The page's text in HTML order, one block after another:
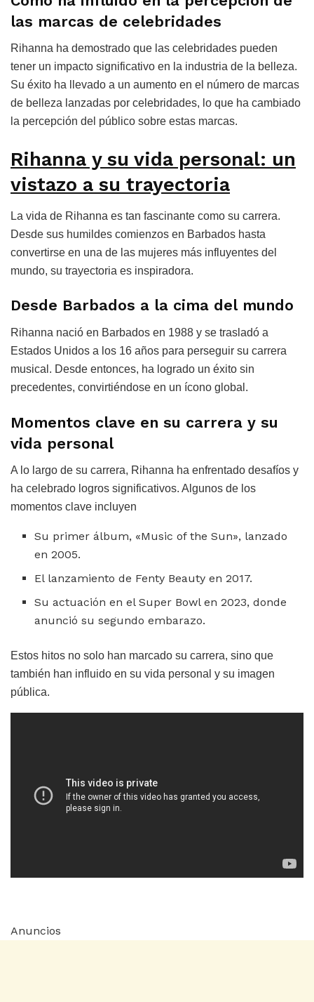
las marcas de celebridades
Rihanna ha demostrado que las celebridades pueden
tener un impacto significativo en la industria de la belleza.
Su éxito ha llevado a un aumento en el número de marcas
de belleza lanzadas por celebridades, lo que ha cambiado
la percepción del público sobre estas marcas.
Rihanna y su vida personal: un
vistazo a su trayectoria
La vida de Rihanna es tan fascinante como su carrera.
Desde sus humildes comienzos en Barbados hasta
convertirse en una de las mujeres más influyentes del
mundo, su trayectoria es inspiradora.
Desde Barbados a la cima del mundo
Rihanna nació en Barbados en 1988 y se trasladó a
Estados Unidos a los 16 años para perseguir su carrera
musical. Desde entonces, ha logrado un éxito sin
precedentes, convirtiéndose en un ícono global.
Momentos clave en su carrera y su
vida personal
A lo largo de su carrera, Rihanna ha enfrentado desafíos y
ha celebrado logros significativos. Algunos de los
momentos clave incluyen
Su primer álbum, «Music of the Sun», lanzado
en 2005.
El lanzamiento de Fenty Beauty en 2017.
Su actuación en el Super Bowl en 2023, donde
anunció su segundo embarazo.
Estos hitos no solo han marcado su carrera, sino que
también han influido en su vida personal y su imagen
pública.
Anuncios